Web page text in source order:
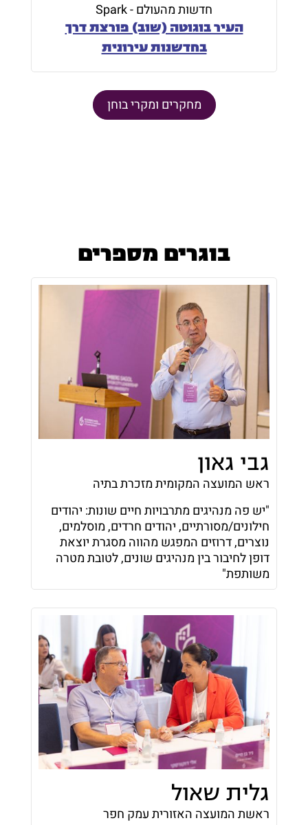
חדשות מהעולם - Spark
העיר בוגוטה (שוב) פורצת דרך
בחדשנות עירונית
מחקרים ומקרי בוחן
בוגרים מספרים
גבי גאון
ראש המועצה המקומית מזכרת בתיה
"יש פה מנהיגים מתרבויות חיים שונות: יהודים
חילונים/מסורתיים, יהודים חרדים, מוסלמים,
נוצרים, דרוזים המפגש מהווה מסגרת יוצאת
דופן לחיבור בין מנהיגים שונים, לטובת מטרה
משותפת"
גלית שאול
ראשת המועצה האזורית עמק חפר